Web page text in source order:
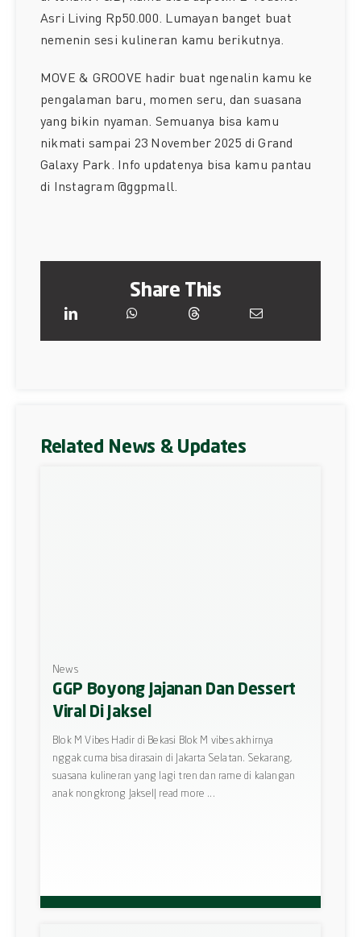
Asri Living Rp50.000. Lumayan banget buat
nemenin sesi kulineran kamu berikutnya.
MOVE & GROOVE hadir buat ngenalin kamu ke
pengalaman baru, momen seru, dan suasana
yang bikin nyaman. Semuanya bisa kamu
nikmati sampai 23 November 2025 di Grand
Galaxy Park. Info updatenya bisa kamu pantau
di Instagram @ggpmall.
Share This
Related News & Updates
News
GGP Boyong Jajanan Dan Dessert
Viral Di Jaksel
Blok M Vibes Hadir di Bekasi Blok M vibes akhirnya
nggak cuma bisa dirasain di Jakarta Selatan. Sekarang,
suasana kulineran yang lagi tren dan rame di kalangan
anak nongkrong Jaksel| read more ...